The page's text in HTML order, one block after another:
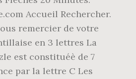
Accueil Rechercher.
remercier de votre
en 3 lettres La
est constituéè de 7
par la lettre C Les